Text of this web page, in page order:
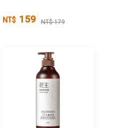
NT$ 159 NT$ 179